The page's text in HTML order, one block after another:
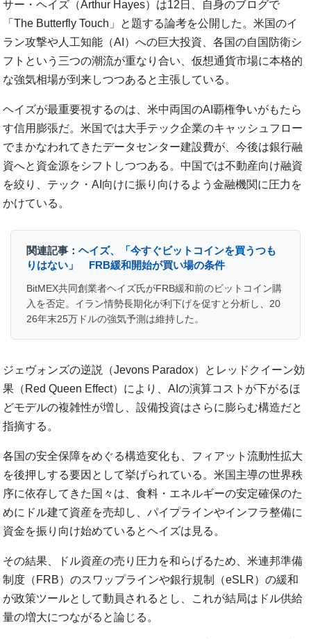
サー・ヘイズ（Arthur Hayes）は12日、自身のブログで
「The Butterfly Touch」と題する論考を公開した。米国のイ
ラン攻撃や人工知能（AI）への巨大投資、各国の自国防衛シ
フトという三つの潮流が重なり合い、仮想通貨市場に本格的
な強気相場が到来しつつあると主張している。
ヘイズが最重要視するのは、米中両国のAI覇権争いがもたら
す信用膨張だ。米国では大手テック企業のキャッシュフロー
でまかなわれてきたデータセンター建設費が、今後は銀行融
資へと資金源をシフトしつつある。中国では不動産向け融資
を絞り、テック・AI向けに振り向けるよう金融機関に圧力を
かけている。
関連記事：ヘイズ、「今すぐビットコインを買うつも
りはない」 FRB緩和開始が買い場の条件
BitMEX共同創業者ヘイズ氏がFRB緩和前のビットコイン購
入を否定。イラン情勢長期化が利下げを促すと分析し、20
26年末25万ドルの強気予測は維持した。
ジェヴォンズの逆説（Jevons Paradox）とレッドクイーン効
果（Red Queen Effect）により、AIの演算コストが下がるほ
どモデルの複雑性が増し、設備投資はさらに膨らむ構造だと
指摘する。
各国の安全保障をめぐる構造変化も、フィアット流動性拡大
を後押しする要因として挙げられている。米国主導の世界秩
序に依存してきた国々は、食料・エネルギーの安定確保のた
めにドル建て資産を売却し、パイプラインやインフラ整備に
資金を振り向け始めているとヘイズは見る。
その結果、ドル資産の売り圧力を和らげるため、米連邦準備
制度（FRB）のスワップラインや銀行規制（eSLR）の緩和
が政策ツールとして動員されるとし、これが結局はドル供給
量の増大につながると論じる。